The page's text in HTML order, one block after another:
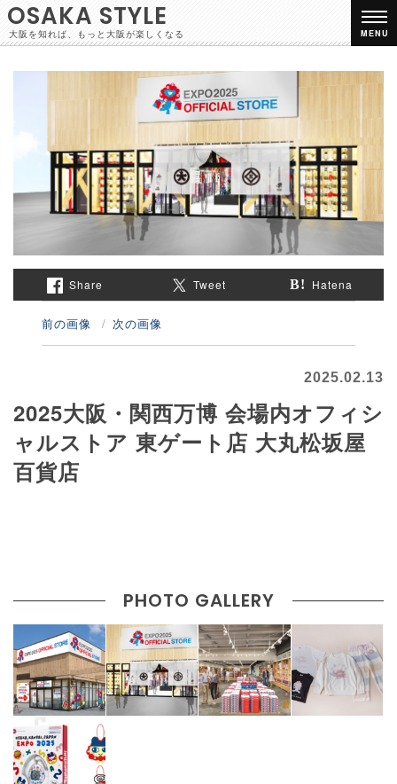
OSAKA STYLE
大阪を知れば、もっと大阪が楽しくなる MENU
Share Tweet Hatena
前の画像 次の画像
2025.02.13
2025大阪・関西万博 会場内オフィシ
ャルストア 東ゲート店 大丸松坂屋
百貨店
PHOTO GALLERY